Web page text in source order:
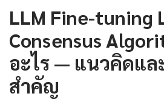
LLM Fine-tuning
Consensus
อะไร — แนวคิดแล
สำคัญ